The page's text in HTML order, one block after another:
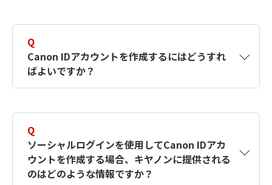
Q
Canon IDアカウントを作成するにはどうすれ
ばよいですか？
す。詳しい作成方法は【カメラ】Canon IDとは
何ですか？Canon IDの作成方法は？をご確認く
ださい。
Q
ソーシャルログインを使用してCanon IDアカ
ウントを作成する場合、キヤノンに提供される
のはどのような情報ですか？